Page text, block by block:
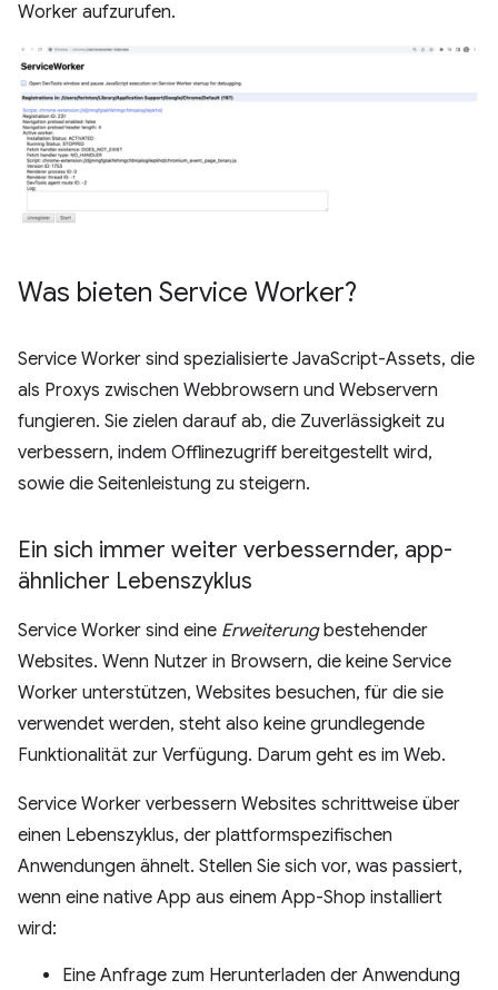
Worker aufzurufen.
Was bieten Service Worker?
Service Worker sind spezialisierte JavaScript-Assets, die
als Proxys zwischen Webbrowsern und Webservern
fungieren. Sie zielen darauf ab, die Zuverlässigkeit zu
verbessern, indem Offlinezugriff bereitgestellt wird,
sowie die Seitenleistung zu steigern.
Ein sich immer weiter verbessernder, app-
ähnlicher Lebenszyklus
Service Worker sind eine Erweiterungbestehender
Websites. Wenn Nutzer in Browsern, die keine Service
Worker unterstützen, Websites besuchen, für die sie
verwendet werden, steht also keine grundlegende
Funktionalität zur Verfügung. Darum geht es im Web.
Service Worker verbessern Websites schrittweise über
einen Lebenszyklus, der plattformspezifischen
Anwendungen ähnelt. Stellen Sie sich vor, was passiert,
wenn eine native App aus einem App-Shop installiert
wird:
Eine Anfrage zum Herunterladen der Anwendung